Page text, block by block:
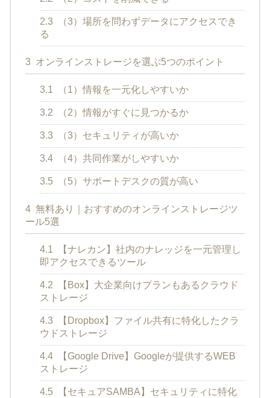
2.3
（3）場所を問わずデータにアクセスでき
る
3 オンラインストレージを選ぶ5つのポイント
3.1 （1）情報を一元化しやすいか
3.2 （2）情報がすぐに見つかるか
3.3 （3）セキュリティが高いか
3.4 （4）共同作業がしやすいか
3.5 （5）サポートデスクの質が高い
4 無料あり｜おすすめのオンラインストレージツ
ール5選
4.1
【ナレカン】社内のナレッジを一元管理し
即アクセスできるツール
4.2
【Box】大企業向けプランもあるクラウド
ストレージ
4.3
【Dropbox】ファイル共有に特化したクラ
ウドストレージ
4.4
【Google Drive】Googleが提供するWEB
ストレージ
4.5
【セキュアSAMBA】セキュリティに特化